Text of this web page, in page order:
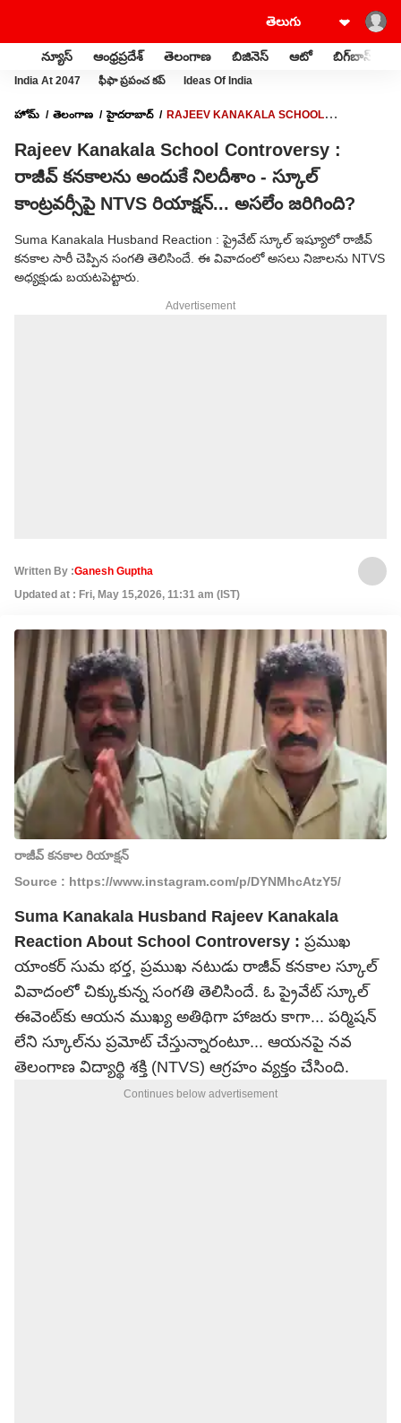
న్యూస్ ఆంధ్రప్రదేశ్ తెలంగాణ బిజినెస్ ఆటో బిగ్‌బాస్
India At 2047 ఫీఫా ప్రపంచ కప్ Ideas Of India
హోమ్ తెలంగాణ హైదరాబాద్
RAJEEV KANAKALA SCHOOL
రియాక్షన్... అసలేం జరిగింది?
Rajeev Kanakala School Controversy :
రాజీవ్ కనకాలను అందుకే నిలదీశాం - స్కూల్
కాంట్రవర్సీపై NTVS రియాక్షన్... అసలేం జరిగింది?
Suma Kanakala Husband Reaction : ప్రైవేట్ స్కూల్ ఇష్యూలో రాజీవ్
కనకాల సారీ చెప్పిన సంగతి తెలిసిందే. ఈ వివాదంలో అసలు నిజాలను NTVS
అధ్యక్షుడు బయటపెట్టారు.
Advertisement
Written By :Ganesh Guptha
Updated at : Fri, May 15,2026, 11:31 am (IST)
రాజీవ్ కనకాల రియాక్షన్
Source : https://www.instagram.com/p/DYNMhcAtzY5/
Suma Kanakala Husband Rajeev Kanakala
Reaction About School Controversy : ప్రముఖ
యాంకర్ సుమ భర్త, ప్రముఖ నటుడు రాజీవ్ కనకాల స్కూల్
వివాదంలో చిక్కుకున్న సంగతి తెలిసిందే. ఓ ప్రైవేట్ స్కూల్
ఈవెంట్‌కు ఆయన ముఖ్య అతిథిగా హాజరు కాగా... పర్మిషన్
లేని స్కూల్‌ను ప్రమోట్ చేస్తున్నారంటూ... ఆయనపై నవ
తెలంగాణ విద్యార్థి శక్తి (NTVS) ఆగ్రహం వ్యక్తం చేసింది.
Continues below advertisement